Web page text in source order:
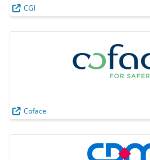
CGI
Coface